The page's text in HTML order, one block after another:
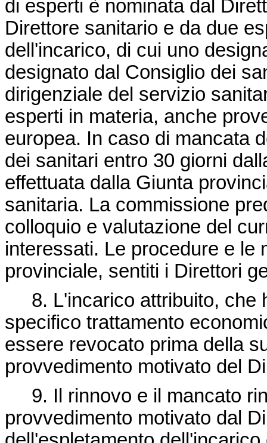
di esperti è nominata dal
Direttore sanitario e da due
dell'incarico, di cui uno
designato dal Consiglio dei
dirigenziale del servizio
esperti in materia, anche
europea. In caso di mancata
dei sanitari entro 30 giorni
effettuata dalla Giunta
sanitaria. La commissione
colloquio e valutazione del
interessati. Le procedure e le
provinciale, sentiti i Direttori
8. L'incarico attribuito, che
specifico trattamento
essere revocato prima della
provvedimento motivato del
9. Il rinnovo e il mancato
provvedimento motivato dal